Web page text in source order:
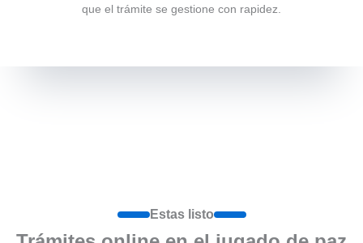
que el trámite se gestione con rapidez.
Estas listo